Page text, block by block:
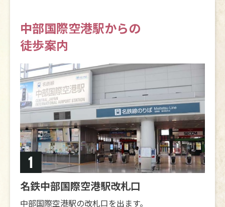
中部国際空港駅からの
徒歩案内
名鉄中部国際空港駅改札口
中部国際空港駅の改札口を出ます。